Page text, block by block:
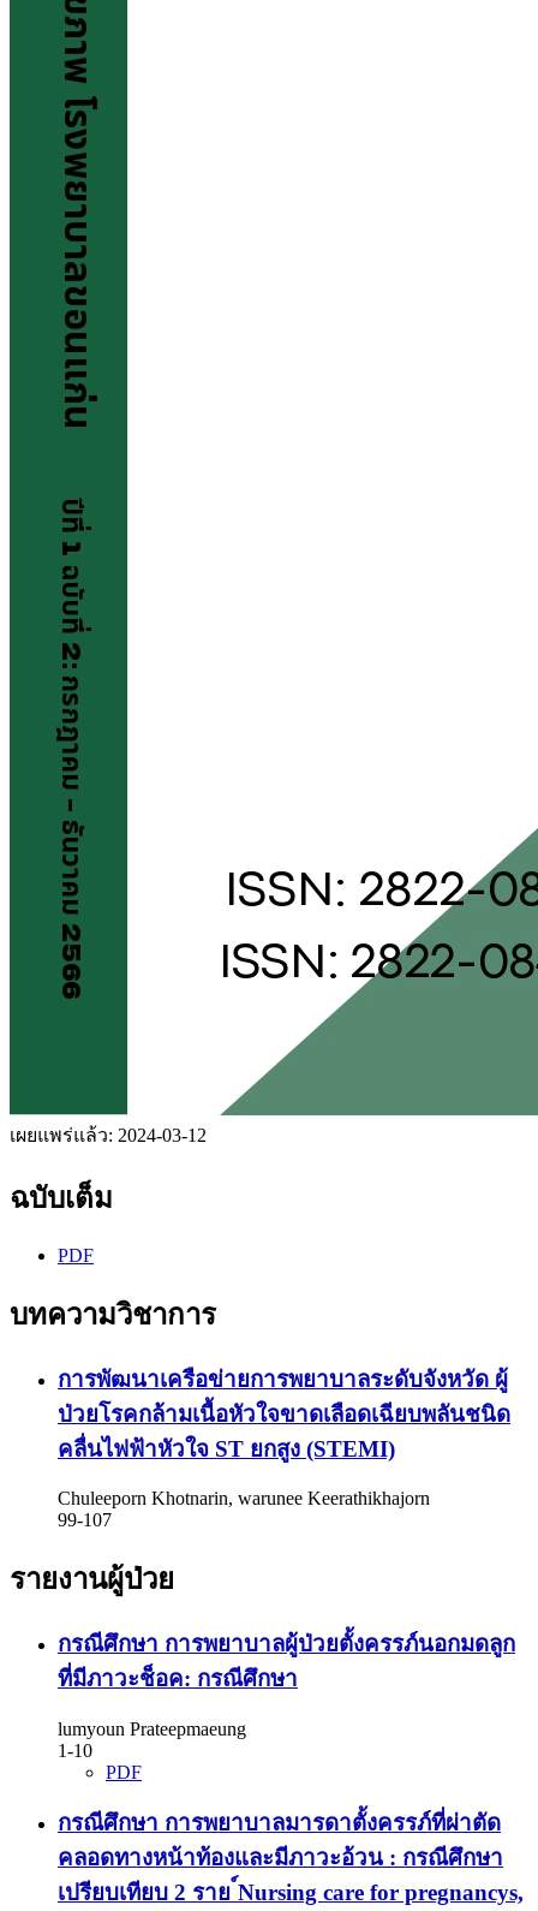
เผยแพร่แล้ว: 2024-03-12
ฉบับเต็ม
PDF
บทความวิชาการ
การพัฒนาเครือข่ายการพยาบาลระดับจังหวัด ผู้
ป่วยโรคกล้ามเนื้อหัวใจขาดเลือดเฉียบพลันชนิด
คลื่นไฟฟ้าหัวใจ ST ยกสูง (STEMI)
Chuleeporn Khotnarin, warunee Keerathikhajorn
99-107
รายงานผู้ป่วย
กรณีศึกษา การพยาบาลผู้ป่วยตั้งครรภ์นอกมดลูก
ที่มีภาวะช็อค: กรณีศึกษา
lumyoun Prateepmaeung
1-10
PDF
กรณีศึกษา การพยาบาลมารดาตั้งครรภ์ที่ผ่าตัด
คลอดทางหน้าท้องและมีภาวะอ้วน : กรณีศึกษา
เปรียบเทียบ 2 ราย ์Nursing care for pregnancys,